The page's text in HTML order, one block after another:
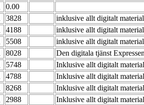
0.00
3828 inklusive allt digitalt material
4188 inklusive allt digitalt material
5508 inklusive allt digitalt material
8028 Den digitala tjänst
5748 Inklusive allt digitalt
4788 Inklusive allt digitalt
8268 Inklusive allt digitalt
2988 Inklusive allt digitalt